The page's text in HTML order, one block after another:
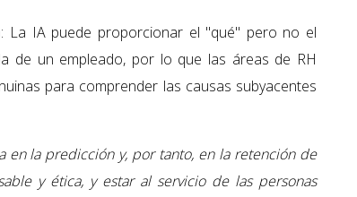
: La IA puede proporcionar el "qué" pero no el
de un empleado, por lo que las áreas de RH
para comprender las causas subyacentes
en la predicción y, por tanto, en la retención de
y ética, y estar al servicio de las personas